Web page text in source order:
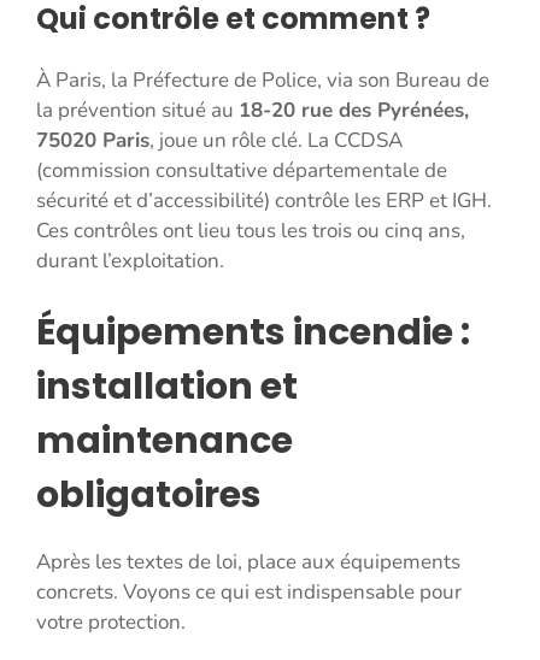
Qui contrôle et comment ?
À Paris, la Préfecture de Police, via son Bureau de
la prévention situé au 18-20 rue des Pyrénées,
75020 Paris, joue un rôle clé. La CCDSA
(commission consultative départementale de
sécurité et d’accessibilité) contrôle les ERP et IGH.
Ces contrôles ont lieu tous les trois ou cinq ans,
durant l’exploitation.
Équipements incendie :
installation et
maintenance
obligatoires
Après les textes de loi, place aux équipements
concrets. Voyons ce qui est indispensable pour
votre protection.